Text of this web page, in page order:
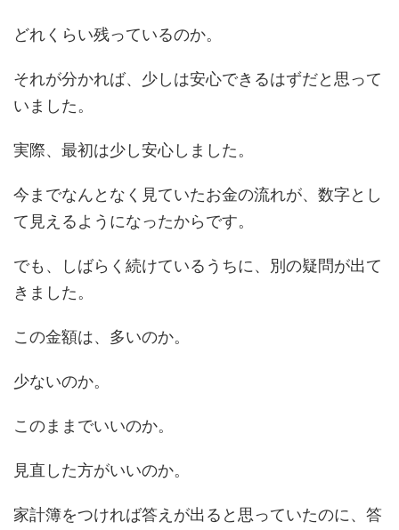
どれくらい残っているのか。
それが分かれば、少しは安心できるはずだと思って
いました。
実際、最初は少し安心しました。
今までなんとなく見ていたお金の流れが、数字とし
て見えるようになったからです。
でも、しばらく続けているうちに、別の疑問が出て
きました。
この金額は、多いのか。
少ないのか。
このままでいいのか。
見直した方がいいのか。
家計簿をつければ答えが出ると思っていたのに、答